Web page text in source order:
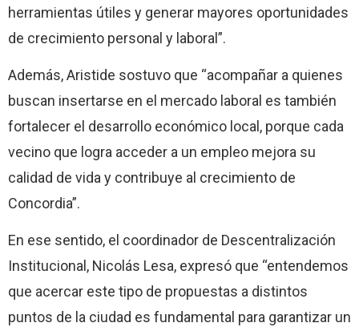
herramientas útiles y generar mayores oportunidades
de crecimiento personal y laboral”.
Además, Aristide sostuvo que “acompañar a quienes
buscan insertarse en el mercado laboral es también
fortalecer el desarrollo económico local, porque cada
vecino que logra acceder a un empleo mejora su
calidad de vida y contribuye al crecimiento de
Concordia”.
En ese sentido, el coordinador de Descentralización
Institucional, Nicolás Lesa, expresó que “entendemos
que acercar este tipo de propuestas a distintos
puntos de la ciudad es fundamental para garantizar un